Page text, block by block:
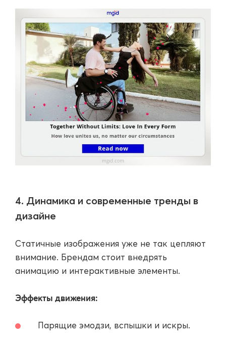
4. Динамика и современные тренды в
дизайне
Статичные изображения уже не так цепляют
внимание. Брендам стоит внедрять
анимацию и интерактивные элементы.
Эффекты движения:
Парящие эмодзи, вспышки и искры.